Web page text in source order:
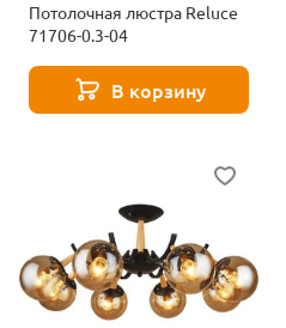
Потолочная люстра Reluce
71706-0.3-04
В корзину